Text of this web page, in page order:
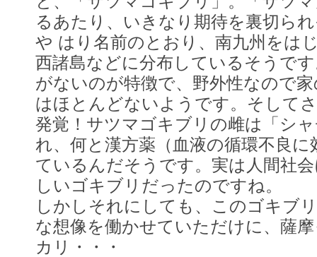
るあたり、いきなり期待を裏切ら
や はり名前のとおり、南九州をは
西諸島などに分布しているそうで
がないのが特徴で、野外性なので
はほとんどないようです。そして
発覚！サツマゴキブリの雌は「シ
れ、何と漢方薬（血液の循環不良
ているんだそうです。実は人間社
しいゴキブリだったのですね。
しかしそれにしても、このゴキブ
な想像を働かせていただけに、薩
カリ・・・